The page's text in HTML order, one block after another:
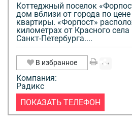
Коттеджный поселок
дом вблизи от города по
квартиры. «Форпост»
километрах от Красного
Санкт-Петербурга....
В избранное
Компания:
Радикс
ПОКАЗАТЬ ТЕЛЕФОН